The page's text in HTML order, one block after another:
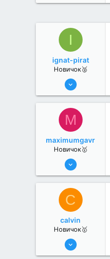
I
ignat-pirat
Новичок🥈
4 Июн 2022
0
M
maximumgavr
Новичок🥇
2 Июн 2022
0
C
calvin
Новичок🥇
4 Июн 2022